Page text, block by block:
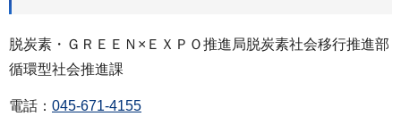
脱炭素・ＧＲＥＥＮ×ＥＸＰＯ推進局脱炭素社会移行推進部
循環型社会推進課
電話： 045-671-4155